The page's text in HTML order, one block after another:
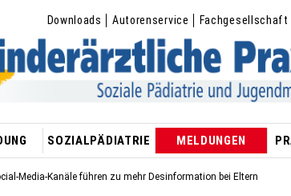
Downloads Autorenservice Fachgesellschaft
SOZIALPÄDIATRIE MELDUNGEN
Media-Kanäle führen zu mehr Desinformation bei Eltern